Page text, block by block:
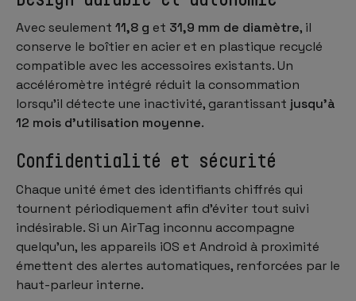
Avec seulement 11,8 g et 31,9 mm de diamètre, il
conserve le boîtier en acier et en plastique recyclé
compatible avec les accessoires existants. Un
accéléromètre intégré réduit la consommation
lorsqu’il détecte une inactivité, garantissant jusqu’à
12 mois d’utilisation moyenne.
Confidentialité et sécurité
Chaque unité émet des identifiants chiffrés qui
tournent périodiquement afin d’éviter tout suivi
indésirable. Si un AirTag inconnu accompagne
quelqu’un, les appareils iOS et Android à proximité
émettent des alertes automatiques, renforcées par le
haut-parleur interne.